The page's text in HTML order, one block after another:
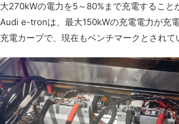
大270kWの電力を5～80%まで充電するこ
Audi e-tronは、最大150kWの充電電力が充
充電カーブで、現在もベンチマークとされて